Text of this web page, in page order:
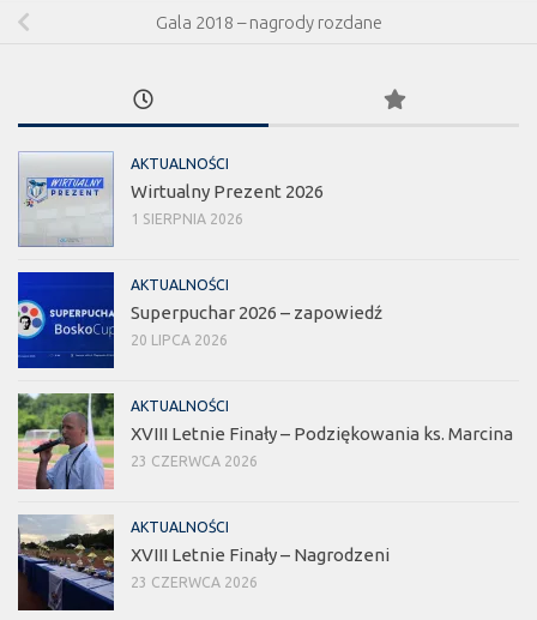
Gala 2018 – nagrody rozdane
AKTUALNOŚCI
Wirtualny Prezent 2026
1 SIERPNIA 2026
AKTUALNOŚCI
Superpuchar 2026 – zapowiedź
20 LIPCA 2026
AKTUALNOŚCI
XVIII Letnie Finały – Podziękowania ks. Marcina
23 CZERWCA 2026
AKTUALNOŚCI
XVIII Letnie Finały – Nagrodzeni
23 CZERWCA 2026